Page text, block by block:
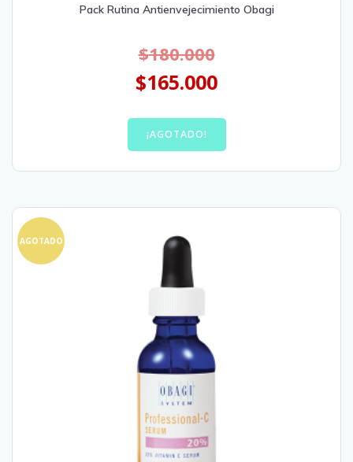
Pack Rutina Antienvejecimiento Obagi
$180.000
$165.000
¡AGOTADO!
AGOTADO